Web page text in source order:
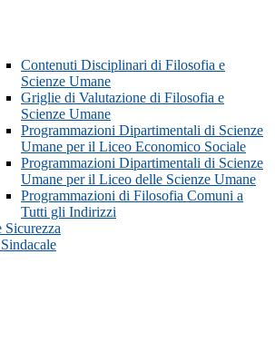
Contenuti Disciplinari di Filosofia e
Scienze Umane
Griglie di Valutazione di Filosofia e
Scienze Umane
Programmazioni Dipartimentali di Scienze
Umane per il Liceo Economico Sociale
Programmazioni Dipartimentali di Scienze
Umane per il Liceo delle Scienze Umane
Programmazioni di Filosofia Comuni a
Tutti gli Indirizzi
Sicurezza